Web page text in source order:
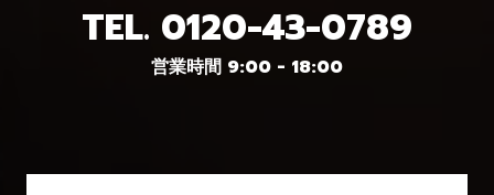
TEL. 0120-43-0789
営業時間 9:00 - 18:00